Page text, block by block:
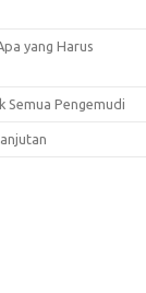
yang Harus
Semua Pengemudi